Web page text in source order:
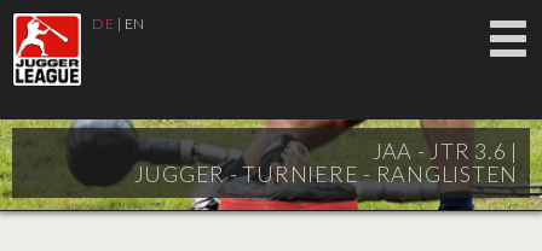
DE | EN
JAA - JTR 3.6 |
JUGGER - TURNIERE - RANGLISTEN